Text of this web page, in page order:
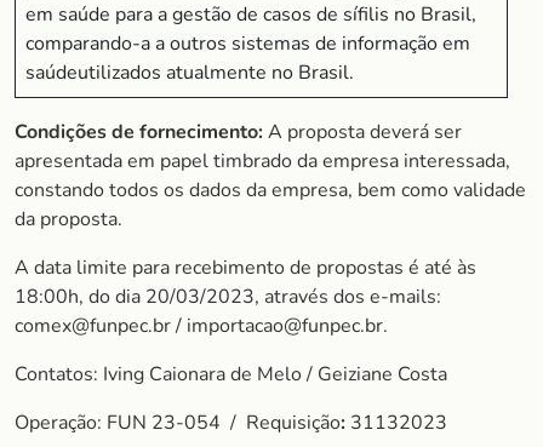
em saúde para a gestão de casos de sífilis no Brasil,
comparando-a a outros sistemas de informação em
saúdeutilizados atualmente no Brasil.
Condições de fornecimento:A proposta deverá ser
apresentada em papel timbrado da empresa interessada,
constando todos os dados da empresa, bem como validade
da proposta.
A data limite para recebimento de propostas é até às
18:00h, do dia 20/03/2023, através dos e-mails:
comex@funpec.br / importacao@funpec.br.
Contatos: Iving Caionara de Melo / Geiziane Costa
Operação: FUN 23-054 / Requisição: 31132023